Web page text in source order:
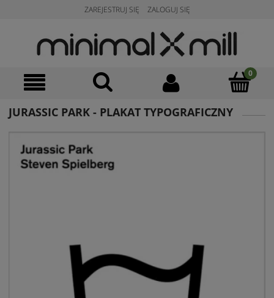
ZAREJESTRUJ SIĘ ZALOGUJ SIĘ
JURASSIC PARK - PLAKAT TYPOGRAFICZNY